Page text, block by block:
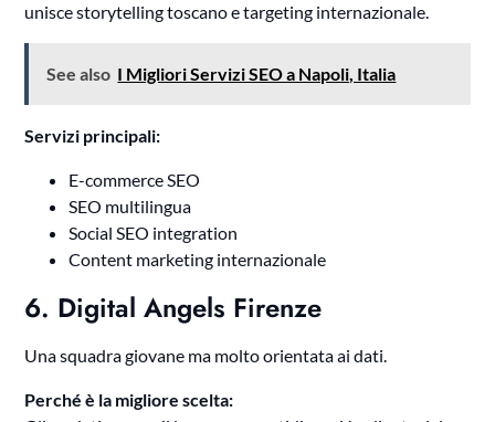
unisce storytelling toscano e targeting internazionale.
See also I Migliori Servizi SEO a Napoli, Italia
Servizi principali:
E-commerce SEO
SEO multilingua
Social SEO integration
Content marketing internazionale
6. Digital Angels Firenze
Una squadra giovane ma molto orientata ai dati.
Perché è la migliore scelta: